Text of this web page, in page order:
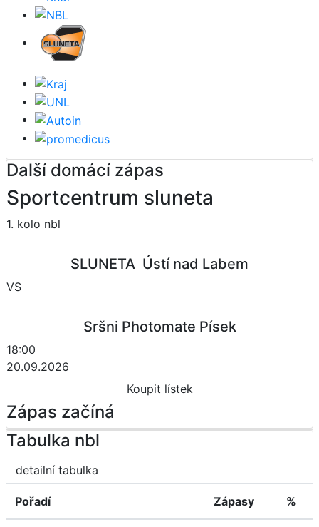
Další domácí zápas
Sportcentrum sluneta
1. kolo nbl
SLUNETA  Ústí nad Labem
VS
Sršni Photomate Písek
18:00
20.09.2026
Koupit lístek
Zápas začíná
Tabulka nbl
detailní tabulka
Pořadí Zápasy %